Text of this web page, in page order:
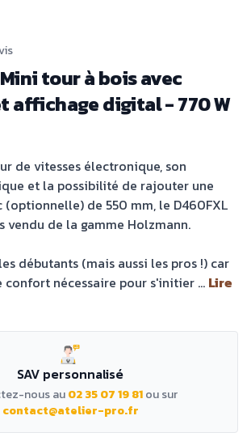
tour à bois avec
affichage digital - 770 W
de vitesses électronique, son
et la possibilité de rajouter une
de 550 mm, le D460FXL
vendu de la gamme Holzmann.
débutants (mais aussi les pros !) car
nécessaire pour s'initier ... Lire
SAV personnalisé
nous au02 35 07 19 81ou sur
contact@atelier-pro.fr